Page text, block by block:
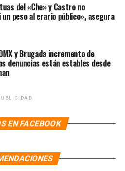
del «Che» y Castro no
peso al erario público», asegura
y Brugada incremento de
denuncias están estables desde
EN FACEBOOK